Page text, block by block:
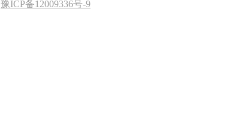
豫ICP备12009336号-9